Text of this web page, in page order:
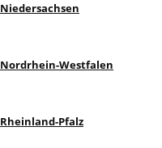
Niedersachsen
Nordrhein-Westfalen
Rheinland-Pfalz